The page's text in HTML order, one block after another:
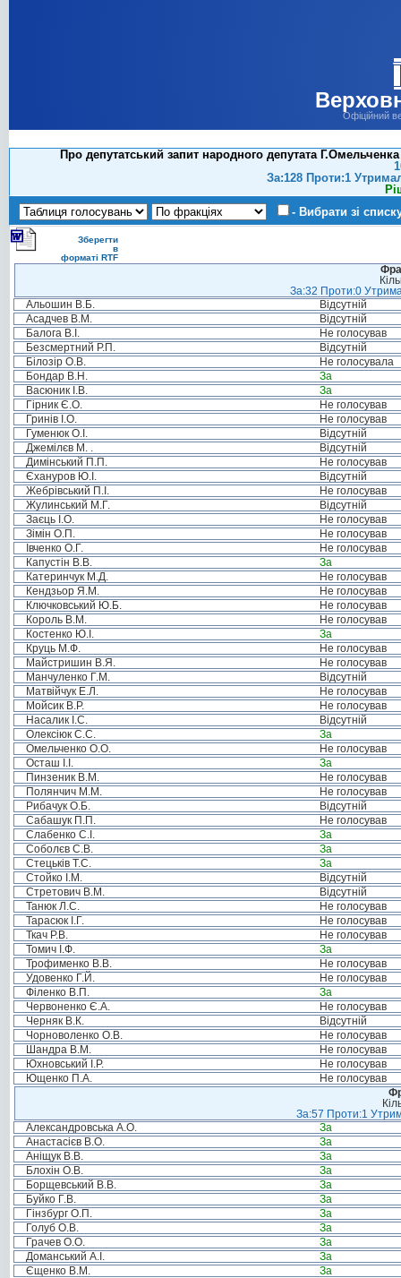
Офіційний
Про депутатський запит народного депутата
За:128 Проти:1
- Вибрати зі
Зберегти
в
форматі RTF
За:32 Проти:0
Альошин В.Б.
Відсутній
Асадчев В.М.
Відсутній
Балога В.І.
Не голосував
Безсмертний Р.П.
Відсутній
Білозір О.В.
Не голосувала
Бондар В.Н.
За
Васюник І.В.
За
Гірник Є.О.
Не голосував
Гринів І.О.
Не голосував
Гуменюк О.І.
Відсутній
Джемілєв М. .
Відсутній
Димінський П.П.
Не голосував
Єхануров Ю.І.
Відсутній
Жебрівський П.І.
Не голосував
Жулинський М.Г.
Відсутній
Заєць І.О.
Не голосував
Зімін О.П.
Не голосував
Івченко О.Г.
Не голосував
Капустін В.В.
За
Катеринчук М.Д.
Не голосував
Кендзьор Я.М.
Не голосував
Ключковський Ю.Б.
Не голосував
Король В.М.
Не голосував
Костенко Ю.І.
За
Круць М.Ф.
Не голосував
Майстришин В.Я.
Не голосував
Манчуленко Г.М.
Відсутній
Матвійчук Е.Л.
Не голосував
Мойсик В.Р.
Не голосував
Насалик І.С.
Відсутній
Олексіюк С.С.
За
Омельченко О.О.
Не голосував
Осташ І.І.
За
Пинзеник В.М.
Не голосував
Полянчич М.М.
Не голосував
Рибачук О.Б.
Відсутній
Сабашук П.П.
Не голосував
Слабенко С.І.
За
Соболєв С.В.
За
Стецьків Т.С.
За
Стойко І.М.
Відсутній
Стретович В.М.
Відсутній
Танюк Л.С.
Не голосував
Тарасюк І.Г.
Не голосував
Ткач Р.В.
Не голосував
Томич І.Ф.
За
Трофименко В.В.
Не голосував
Удовенко Г.Й.
Не голосував
Філенко В.П.
За
Червоненко Є.А.
Не голосував
Черняк В.К.
Відсутній
Чорноволенко О.В.
Не голосував
Шандра В.М.
Не голосував
Юхновський І.Р.
Не голосував
Ющенко П.А.
Не голосував
За:57 Проти:1
Александровська А.О.
За
Анастасієв В.О.
За
Аніщук В.В.
За
Блохін О.В.
За
Борщевський В.В.
За
Буйко Г.В.
За
Гінзбург О.П.
За
Голуб О.В.
За
Грачев О.О.
За
Доманський А.І.
За
Єщенко В.М.
За